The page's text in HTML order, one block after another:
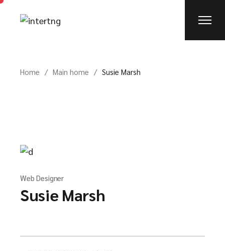
Home Main home Susie Marsh
Web Designer
Susie Marsh